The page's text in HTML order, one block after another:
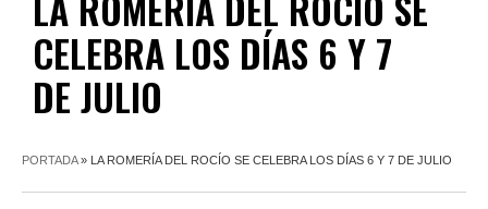
CELEBRA LOS DÍAS 6 Y 7
DE JULIO
PORTADA» LA ROMERÍA DEL ROCÍO SE CELEBRA LOS DÍAS 6 Y 7 DE JULIO